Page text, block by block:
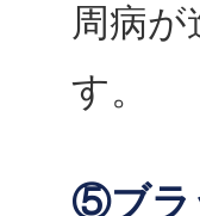
周病
す。
⑤ブラ